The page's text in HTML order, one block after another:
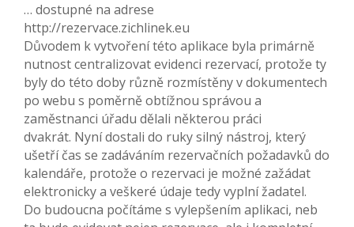
… dostupné na adrese
http://rezervace.zichlinek.eu
Důvodem k vytvoření této aplikace byla primárně
nutnost centralizovat evidenci rezervací, protože ty
byly do této doby různě rozmístěny v dokumentech
po webu s poměrně obtížnou správou a
zaměstnanci úřadu dělali některou práci
dvakrát. Nyní dostali do ruky silný nástroj, který
ušetří čas se zadáváním rezervačních požadavků do
kalendáře, protože o rezervaci je možné zažádat
elektronicky a veškeré údaje tedy vyplní žadatel.
Do budoucna počítáme s vylepšením aplikaci, neb